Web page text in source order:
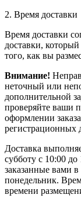
2. Время доставки
Время доставки
доставки, который
того, как вы
Внимание!
неточный или
дополнительной
проверяйте ваши
оформлении
регистрационных
Доставка
субботу с 10:00 до
заказанные вами в
понедельник.
времени